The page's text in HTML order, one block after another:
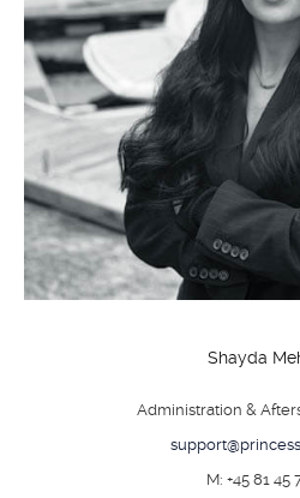
Shayda
Administration &
M: +45 81 45